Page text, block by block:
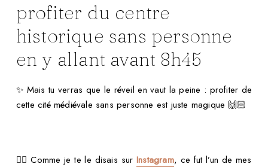
profiter du centre
historique sans personne
en y allant avant 8h45
✨ Mais tu verras que le réveil en vaut la peine : profiter de
cette cité médiévale sans personne est juste magique 🙌🏻
👉🏻 Comme je te le disais sur Instagram, ce fut l’un de mes